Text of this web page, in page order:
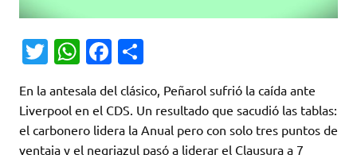
T
it
te
W
at
s
Fa
e
b
m
p
En la antesala del clásico, Peñarol sufrió la caída ante
Liverpool en el CDS. Un resultado que sacudió las tablas:
el carbonero lidera la Anual pero con solo tres puntos de
ventaja y el negriazul pasó a liderar el Clausura a 7